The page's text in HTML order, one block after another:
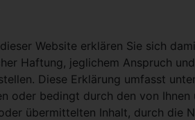
Website erklären Sie sich
Haftung, jeglichem Anspruch
Diese Erklärung umfasst
oder bedingt durch den von Ihnen
übermittelten Inhalt, durch die